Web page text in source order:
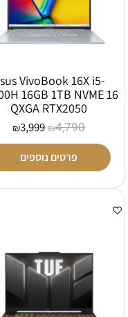
VivoBook 16X i5-
16GB 1TB NVME 16
QXGA RTX2050
₪4,790
₪3,999
פרטים נוספים